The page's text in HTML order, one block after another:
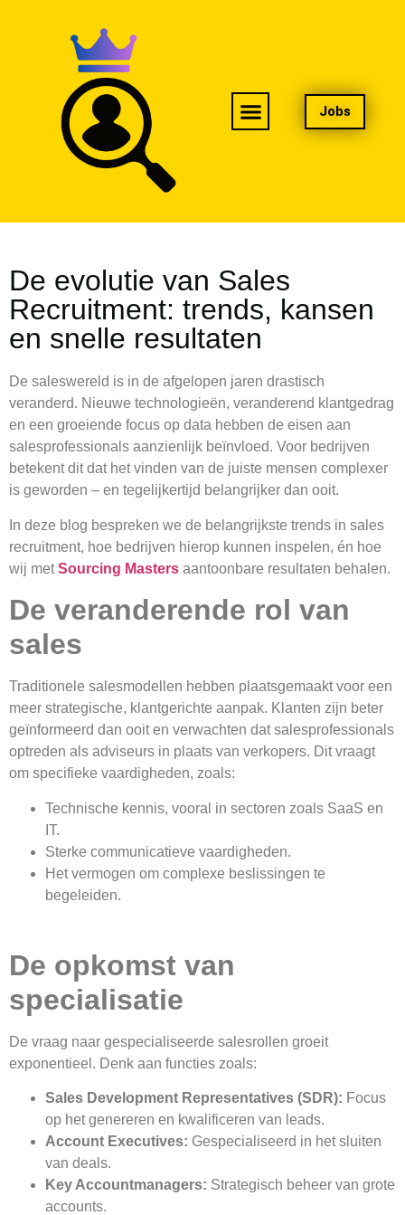
Jobs
De evolutie van Sales
De evolutie van Sales
Recruitment: trends, kansen
en snelle resultaten
De saleswereld is in de afgelopen jaren drastisch
veranderd. Nieuwe technologieën, veranderend klantgedrag
en een groeiende focus op data hebben de eisen aan
salesprofessionals aanzienlijk beïnvloed. Voor bedrijven
betekent dit dat het vinden van de juiste mensen complexer
is geworden – en tegelijkertijd belangrijker dan ooit.
In deze blog bespreken we de belangrijkste trends in sales
recruitment, hoe bedrijven hierop kunnen inspelen, én hoe
wij metSourcing Masters aantoonbare resultaten behalen.
De veranderende rol van
sales
Traditionele salesmodellen hebben plaatsgemaakt voor een
meer strategische, klantgerichte aanpak. Klanten zijn beter
geïnformeerd dan ooit en verwachten dat salesprofessionals
optreden als adviseurs in plaats van verkopers. Dit vraagt
om specifieke vaardigheden, zoals:
Technische kennis, vooral in sectoren zoals SaaS en
IT.
Sterke communicatieve vaardigheden.
Het vermogen om complexe beslissingen te
begeleiden.
De opkomst van
specialisatie
De vraag naar gespecialiseerde salesrollen groeit
exponentieel. Denk aan functies zoals:
Sales Development Representatives (SDR): Focus
op het genereren en kwalificeren van leads.
Account Executives: Gespecialiseerd in het sluiten
van deals.
Key Accountmanagers: Strategisch beheer van grote
accounts.